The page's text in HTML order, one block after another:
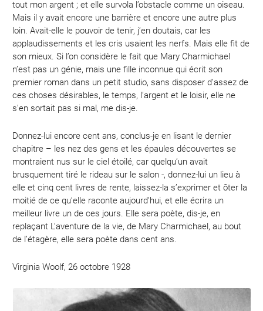
tout mon argent ; et elle survola l’obstacle comme un oiseau.
Mais il y avait encore une barrière et encore une autre plus
loin. Avait-elle le pouvoir de tenir, j’en doutais, car les
applaudissements et les cris usaient les nerfs. Mais elle fit de
son mieux. Si l’on considère le fait que Mary Charmichael
n’est pas un génie, mais une fille inconnue qui écrit son
premier roman dans un petit studio, sans disposer d’assez de
ces choses désirables, le temps, l’argent et le loisir, elle ne
s’en sortait pas si mal, me dis-je.
Donnez-lui encore cent ans, conclus-je en lisant le dernier
chapitre – les nez des gens et les épaules découvertes se
montraient nus sur le ciel étoilé, car quelqu’un avait
brusquement tiré le rideau sur le salon -, donnez-lui un lieu à
elle et cinq cent livres de rente, laissez-la s’exprimer et ôter la
moitié de ce qu’elle raconte aujourd’hui, et elle écrira un
meilleur livre un de ces jours. Elle sera poète, dis-je, en
replaçant L’aventure de la vie, de Mary Charmichael, au bout
de l’étagère, elle sera poète dans cent ans.
Virginia Woolf, 26 octobre 1928